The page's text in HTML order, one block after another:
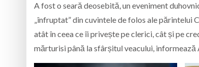
A fost o seară deosebită, un eveniment
„înfruptat” din cuvintele de folos ale părintelui
atât în ceea ce îi privește pe clerici, cât și pe
mărturisi până la sfârșitul veacului, informează